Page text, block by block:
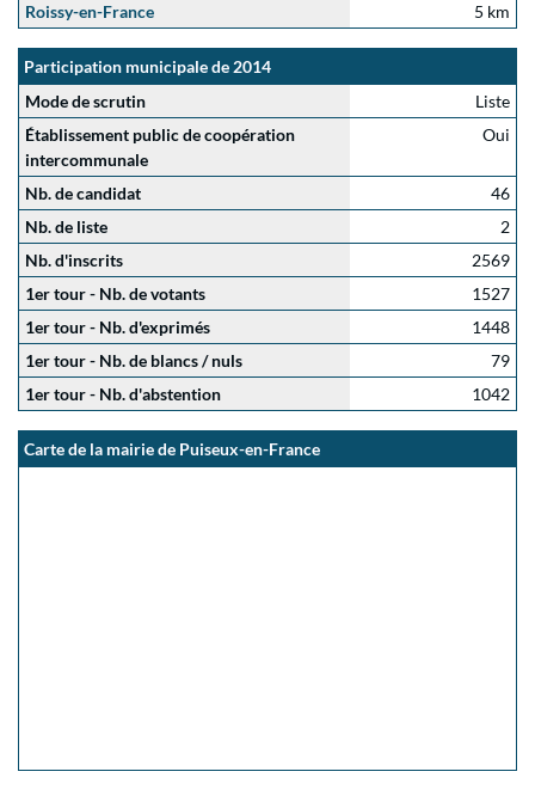
Roissy-en-France
5 km
Participation municipale de 2014
Mode de scrutin
Liste
Établissement public de coopération
intercommunale
Oui
Nb. de candidat
46
Nb. de liste
2
Nb. d'inscrits
2569
1er tour - Nb. de votants
1527
1er tour - Nb. d'exprimés
1448
1er tour - Nb. de blancs / nuls
79
1er tour - Nb. d'abstention
1042
Carte de la mairie de Puiseux-en-France